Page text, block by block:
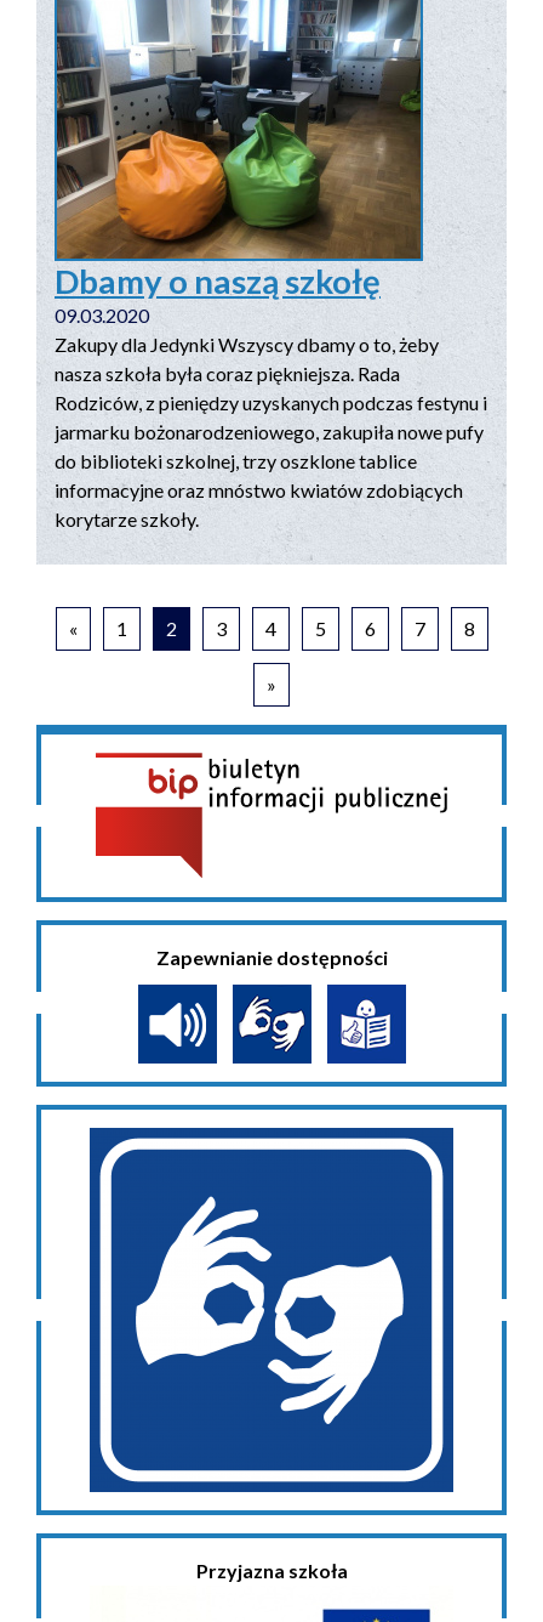
Zapewnianie dostępności
Przyjazna szkoła
Dbamy o naszą szkołę
09.03.2020
Zakupy dla Jedynki Wszyscy dbamy o to, żeby
nasza szkoła była coraz piękniejsza. Rada
Rodziców, z pieniędzy uzyskanych podczas festynu i
jarmarku bożonarodzeniowego, zakupiła nowe pufy
do biblioteki szkolnej, trzy oszklone tablice
informacyjne oraz mnóstwo kwiatów zdobiących
korytarze szkoły.
« 1 2 3 4 5 6 7 8
»